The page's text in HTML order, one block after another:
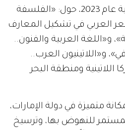
وتتمحور مواضيع احتفائية عام 2023، حول: «الفلسفة
العربي في تشكيل المعارف
و«اللغة العربية والفنون..
و«اللاتينيون العرب..
اللاتينية ومنطقة البحر
متميزة في دولة الإمارات،
للنهوض بها، وترسيخ